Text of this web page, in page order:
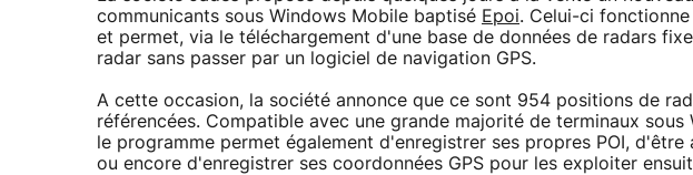
communicants sous Windows Mobile baptisé Epoi. Celui-ci
et permet, via le téléchargement d'une base de données de radars
radar sans passer par un logiciel de navigation GPS.
A cette occasion, la société annonce que ce sont 954 positions de
référencées. Compatible avec une grande majorité de terminaux
le programme permet également d'enregistrer ses propres POI,
ou encore d'enregistrer ses coordonnées GPS pour les exploiter